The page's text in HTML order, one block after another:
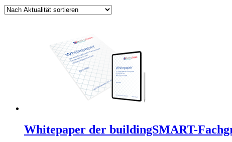
Whitepaper der buildingSMART-